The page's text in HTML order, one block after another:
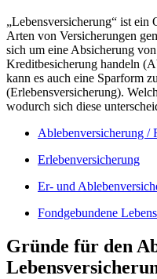
„Lebensversicherung“ ist ein
Arten von Versicherungen
sich um eine Absicherung
Kreditbesicherung handeln
kann es auch eine Sparform
(Erlebensversicherung).
wodurch sich diese
Ablebenversicherung /
Erlebenversicherung
Er- und
Fondgebundene
Gründe für den